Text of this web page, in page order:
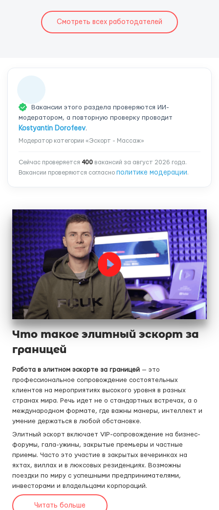
Смотреть всех работодателей
Вакансии этого раздела проверяются ИИ-
модератором, а повторную проверку проводит
Kostyantin Dorofeev.
Модератор категории «Эскорт - Массаж»
Сейчас проверяется 400 вакансий за август 2026 года.
Вакансии проверяются согласно политике модерации.
Что такое элитный эскорт за
границей
Работа в элитном эскорте за границей — это
профессиональное сопровождение состоятельных
клиентов на мероприятиях высокого уровня в разных
странах мира. Речь идет не о стандартных встречах, а о
международном формате, где важны манеры, интеллект и
умение держаться в любой обстановке.
Элитный эскорт включает VIP-сопровождение на бизнес-
форумы, гала-ужины, закрытые премьеры и частные
приемы. Часто это участие в закрытых вечеринках на
яхтах, виллах и в люксовых резиденциях. Возможны
поездки по миру с успешными предпринимателями,
инвесторами и владельцами корпораций.
Читать больше